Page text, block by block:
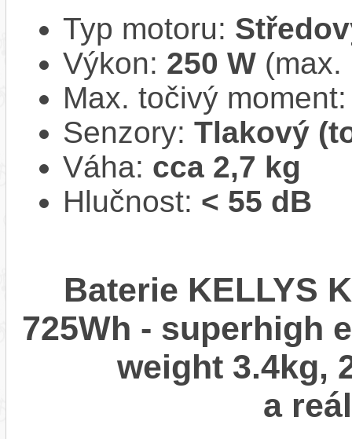
Typ motoru:
Výkon: 250 W (max.
Max. točivý
Senzory: Tlakový
Váha: cca 2,7 kg
Hlučnost: < 55 dB
Baterie KELLYS
725Wh - superhigh
weight 3.4kg,
a